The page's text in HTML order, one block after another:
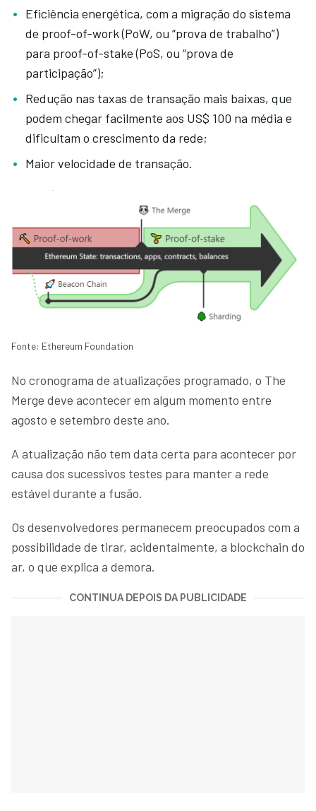
Eficiência energética, com a migração do sistema
de proof-of-work (PoW, ou “prova de trabalho”)
para proof-of-stake (PoS, ou “prova de
participação”);
Redução nas taxas de transação mais baixas, que
podem chegar facilmente aos US$ 100 na média e
dificultam o crescimento da rede;
Maior velocidade de transação.
Fonte: Ethereum Foundation
No cronograma de atualizações programado, o The
Merge deve acontecer em algum momento entre
agosto e setembro deste ano.
A atualização não tem data certa para acontecer por
causa dos sucessivos testes para manter a rede
estável durante a fusão.
Os desenvolvedores permanecem preocupados com a
possibilidade de tirar, acidentalmente, a blockchain do
ar, o que explica a demora.
CONTINUA DEPOIS DA PUBLICIDADE